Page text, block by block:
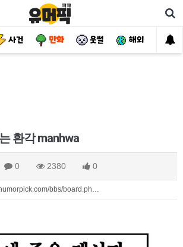
사건 만화 웃썰 해외 핫
환각 manhwa
0 2380 0
bbs/board.ph…